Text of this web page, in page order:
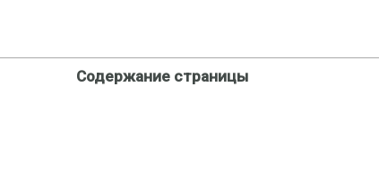
Содержание страницы